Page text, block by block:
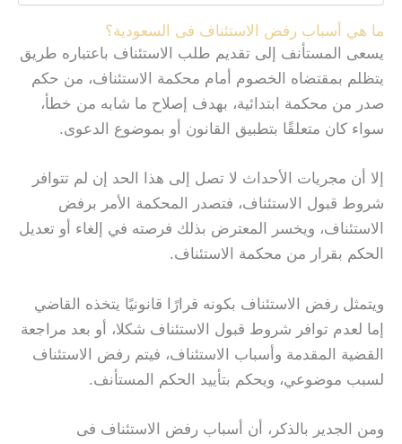
ما هي أسباب رفض الاستئناف فى السعودية؟
يسعى المستأنف إلى تقديم طلب الاستئناف باعتباره طريق
يتظلم بمقتضاه الخصوم أمام محكمة الاستئناف، من حكم
صدر من محكمة ابتدائية، بهدف إصلاح ما شابه من خطأ،
سواء كان متعلقًا بتطبيق القانون أو بموضوع الدعوى.
إلا أن مجريات الأحداث لا تصل إلى هذا الحد إن لم تتوافر
شروط قبول الاستئناف، فتصدر المحكمة الأمر برفض
الاستئناف، ويخسر المعترض بذلك فرصته في إلغاء أو تعديل
الحكم بقرار من محكمة الاستئناف.
ويتمثل رفض الاستئناف بكونه قرارًا قانونيًا يتخذه القاضي
إما لعدم توافر شروط قبول الاستئناف شكلا، أو بعد مراجعة
القضية المقدمة وأسباب الاستئناف، فيتم رفض الاستئناف
لسبب موضوعي، ويحكم بتأييد الحكم المستأنف.
ومن الجدير بالذكر، أن أسباب رفض الاستئناف فى